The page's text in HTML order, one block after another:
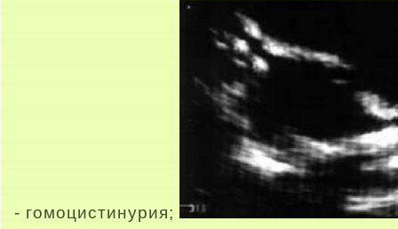
- гомоцистинурия;